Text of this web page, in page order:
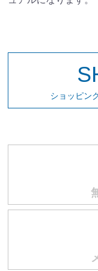
お買い
ショッピン